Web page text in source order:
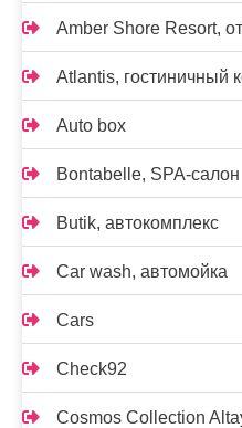
Amber Shore Resort,
Atlantis, гостиничный
Auto box
Bontabelle, SPA-салон
Butik, автокомплекс
Car wash, автомойка
Cars
Check92
Cosmos Collection